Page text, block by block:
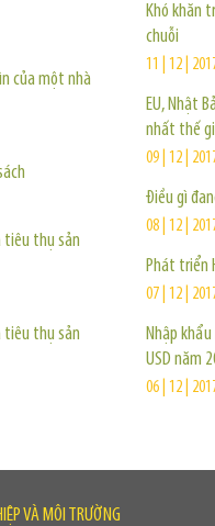
của một nhà
tiêu thụ sản
tiêu thụ sản
Khó khăn
chuỗi
11 | 12 |
EU, Nhật
nhất thế
09 | 12 |
Điều gì
08 | 12 |
Phát triển
07 | 12 |
Nhập
USD năm
06 | 12 |
VÀ MÔI TRƯỜNG